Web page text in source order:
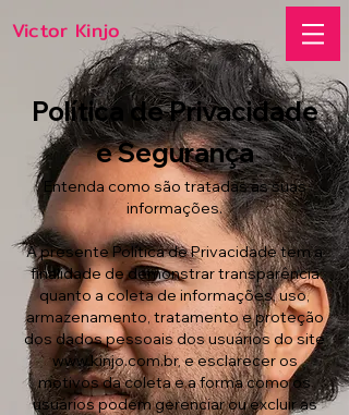
Victor Kinjo
Política de Privacidade
e Segurança
Entenda como são tratadas as suas
informações.
A presente Política de Privacidade tem a
finalidade de demonstrar transparência
quanto a coleta de informações, uso,
armazenamento, tratamento e proteção
dos dados pessoais dos usuários do site
www.kinjo.com.br, e esclarecer os
motivos da coleta e a forma como os
usuários podem gerenciar ou excluir as